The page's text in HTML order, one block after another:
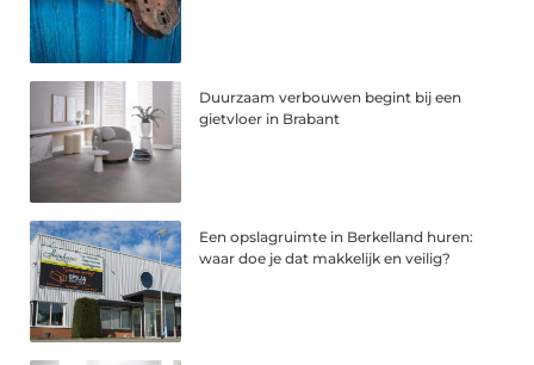
Duurzaam verbouwen begint bij een
gietvloer in Brabant
Een opslagruimte in Berkelland huren:
waar doe je dat makkelijk en veilig?